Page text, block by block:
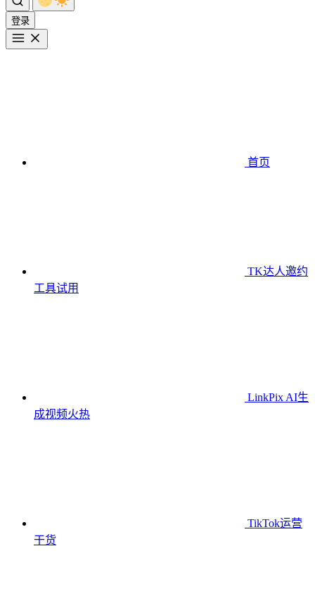
登录
首页
TK达人邀约
工具试用
LinkPix AI生
成视频火热
TikTok运营
干货